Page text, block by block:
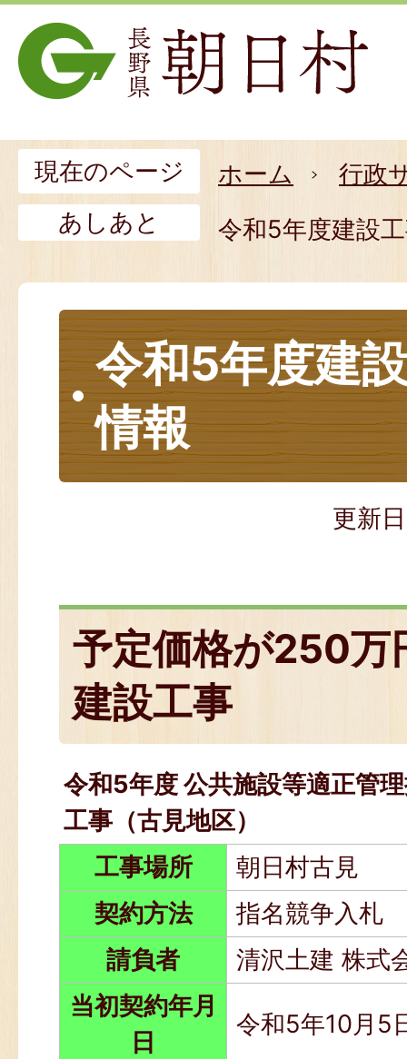
現在のページ ホーム
行政
あしあと
令和5年度建設
令和5年度建
情報
更新
予定価格が250万
建設工事
令和5年度 公共施設等適正管
工事（古見地区）
工事場所
朝日村古見
契約方法
指名競争入札
請負者
清沢土建 株式
当初契約年月
日
令和5年10月5